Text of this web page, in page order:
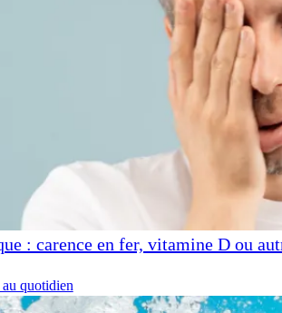
: carence en fer, vitamine D ou
au quotidien